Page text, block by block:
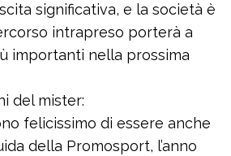
significativa, e la società è
intrapreso porterà a
importanti nella prossima
del mister:
felicissimo di essere anche
della Promosport, l’anno